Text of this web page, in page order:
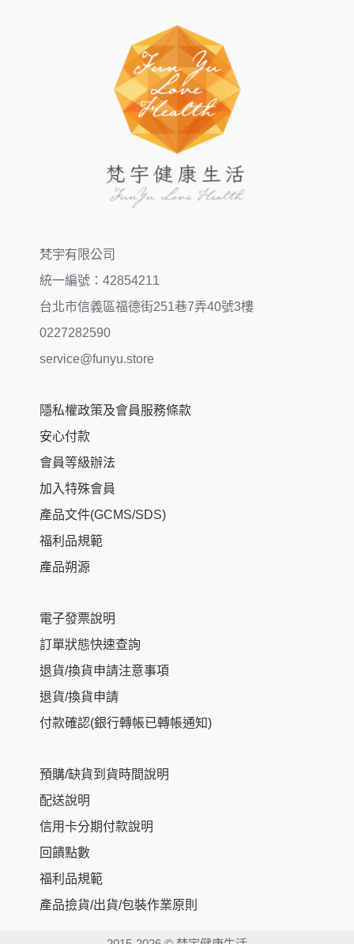
梵宇有限公司
統一編號：42854211
台北市信義區福德街251巷7弄40號3樓
0227282590
service@funyu.store
隱私權政策及會員服務條款
安心付款
會員等級辦法
加入特殊會員
產品文件(GCMS/SDS)
福利品規範
產品朔源
電子發票說明
訂單狀態快速查詢
退貨/換貨申請注意事項
退貨/換貨申請
付款確認(銀行轉帳已轉帳通知)
預購/缺貨到貨時間說明
配送說明
信用卡分期付款說明
回饋點數
福利品規範
產品撿貨/出貨/包裝作業原則